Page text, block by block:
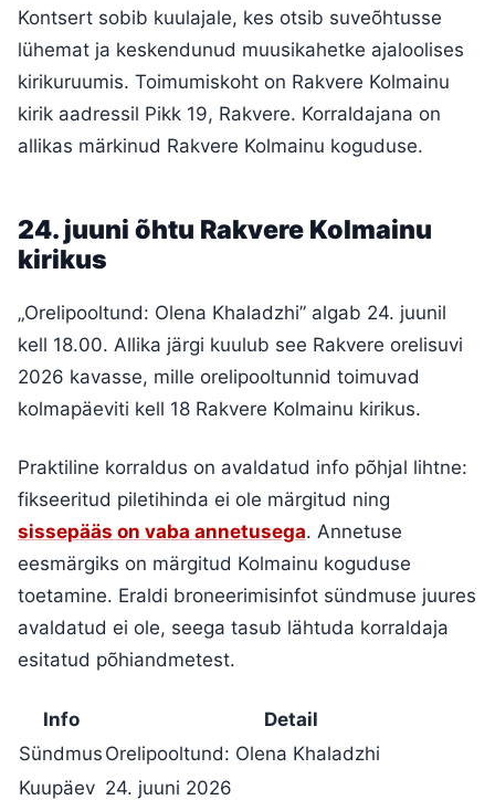
Kontsert sobib kuulajale, kes otsib suveõhtusse
lühemat ja keskendunud muusikahetke ajaloolises
kirikuruumis. Toimumiskoht on Rakvere Kolmainu
kirik aadressil Pikk 19, Rakvere. Korraldajana on
allikas märkinud Rakvere Kolmainu koguduse.
24. juuni õhtu Rakvere Kolmainu
kirikus
„Orelipooltund: Olena Khaladzhi” algab 24. juunil
kell 18.00. Allika järgi kuulub see Rakvere orelisuvi
2026 kavasse, mille orelipooltunnid toimuvad
kolmapäeviti kell 18 Rakvere Kolmainu kirikus.
Praktiline korraldus on avaldatud info põhjal lihtne:
fikseeritud piletihinda ei ole märgitud ning
sissepääs on vaba annetusega. Annetuse
eesmärgiks on märgitud Kolmainu koguduse
toetamine. Eraldi broneerimisinfot sündmuse juures
avaldatud ei ole, seega tasub lähtuda korraldaja
esitatud põhiandmetest.
Info
Detail
Sündmus Orelipooltund: Olena Khaladzhi
Kuupäev 24. juuni 2026